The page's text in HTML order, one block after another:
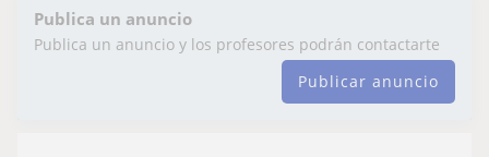
Publica un anuncio
Publica un anuncio y los profesores podrán contactarte
Publicar anuncio